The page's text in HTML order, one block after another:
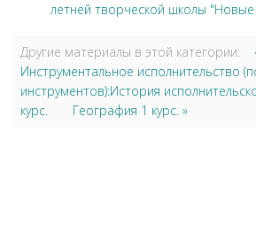
летней творческой школы
Другие материалы в этой категории:
Инструментальное исполнительство
инструментов):История
курс.
География 1 курс. »